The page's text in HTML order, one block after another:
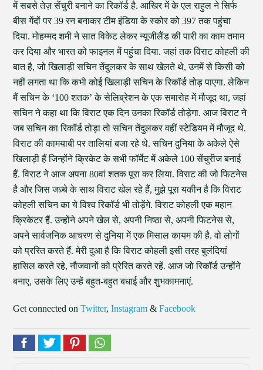
में सबसे तेज़ सेंचुरी बनाने का रिकॉर्ड है. आखिर में के एल राहुल ने सिर्फ
बीस गेंदों पर 39 रन बनाकर टीम इंडिया के स्कोर को 397 तक पहुंचा
दिया. मोहम्मद शमी ने सात विकेट लेकर न्यूजीलैंड की पारी का काम तमाम
कर दिया और भारत को फाइनल में पहुंचा दिया. जहां तक विराट कोहली की
बात है, जो खिलाड़ी सचिन तेंदुलकर के साथ खेलते थे, उनमें से किसी को
नहीं लगता था कि कभी कोई खिलाड़ी सचिन के रिकॉर्ड तोड़ पाएगा. लेकिन
मैं सचिन के ‘100 शतक’ के सेलिब्रेशन के एक समारोह में मौजूद था, जहां
सचिन ने कहा था कि विराट एक दिन उनका रिकॉर्ड तोड़ेगा. आज विराट ने
जब सचिन का रिकॉर्ड तोड़ा तो सचिन तेंदुलकर वहीं स्टेडियम में मौजूद थे.
विराट की कामयाबी पर तालियां बजा रहे थे. सचिन दुनिया के अकेले ऐसे
खिलाड़ी हैं जिन्होंने क्रिकेट के सभी फॉर्मेट में अकेले 100 सेंचुरीज बनाई
हैं. विराट ने आज अपना 80वां शतक पूरा कर लिया. विराट की जो फिटनेस
है और जिस जज़्बे के साथ विराट खेल रहे हैं, मुझे पूरा यकीन है कि विराट
कोहली सचिन का ये विश्व रिकॉर्ड भी तोड़ेंगे. विराट कोहली एक महान
क्रिकेटर हैं. उन्होंने अपने खेल से, अपनी निष्ठा से, अपनी फिटनेस से,
अपने सार्वजनिक आचरण से दुनिया में एक मिसाल कायम की है. वो लोगों
को प्ररित करते हैं. मेरी दुआ है कि विराट कोहली इसी तरह बुलंदियां
हासिल करते रहे, नौजवानों को प्रेरित करते रहें. आज जो रिकॉर्ड उन्होंने
बनाए, उसके लिए उन्हें बहुत-बहुत बधाई और शुभकामनाएं.
Get connected onTwitter,Instagram &Facebook